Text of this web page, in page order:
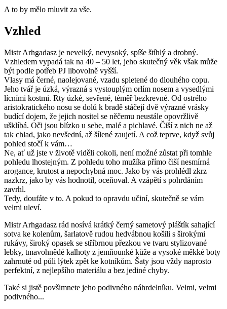
A to by mělo mluvit za vše.
Vzhled
Mistr Arhgadasz je nevelký, nevysoký, spíše štíhlý a drobný.
Vzhledem vypadá tak na 40 – 50 let, jeho skutečný věk však může
být podle potřeb PJ libovolně vyšší.
Vlasy má černé, naolejované, vzadu spletené do dlouhého copu.
Jeho tvář je úzká, výrazná s vystouplým orlím nosem a vysedlými
lícními kostmi. Rty úzké, sevřené, téměř bezkrevné. Od ostrého
aristokratického nosu se dolů k bradě stáčejí dvě výrazné vrásky
budící dojem, že jejich nositel se něčemu neustále opovržlivě
ušklíbá. Oči jsou blízko u sebe, malé a pichlavé. Čiší z nich ne až
tak chlad, jako nevšední, až šílené zaujetí. A což teprve, když svůj
pohled stočí k vám…
Ne, ať už jste v životě viděli cokoli, není možné zůstat při tomhle
pohledu lhostejným. Z pohledu toho mužíka přímo čiší nesmírná
arogance, krutost a nepochybná moc. Jako by vás prohlédl zkrz
nazkrz, jako by vás hodnotil, oceňoval. A vzápětí s pohrdáním
zavrhl.
Tedy, doufáte v to. A pokud to opravdu učiní, skutečně se vám
velmi uleví.
Mistr Arhgadasz rád nosívá krátký černý sametový pláštík sahající
sotva ke kolenům, šarlatově rudou hedvábnou košili s širokými
rukávy, široký opasek se stříbrnou přezkou ve tvaru stylizované
lebky, tmavohnědé kalhoty z jemňounké kůže a vysoké měkké boty
zahrnuté od půli lýtek zpět ke kotníkům. Šaty jsou vždy naprosto
perfektní, z nejlepšího materiálu a bez jediné chyby.
Také si jistě povšimnete jeho podivného náhrdelníku. Velmi, velmi
podivného...